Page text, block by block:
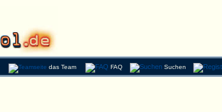
das Team FAQ Suchen